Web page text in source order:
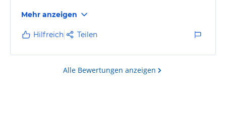
PLZ und Adresse mit dem Namen für die 5. Person
gefüllt. Es gibt jedoch nur 4 Felder in denen die
Teilnehmer eingetragen werden können, ein
freundlicher Hinweis zusammen mit einer 2.
Gästekarte hätte die Situation gerettet. Die Gaste nach
Mehr anzeigen
Hilfreich Teilen
Alle Bewertungen anzeigen